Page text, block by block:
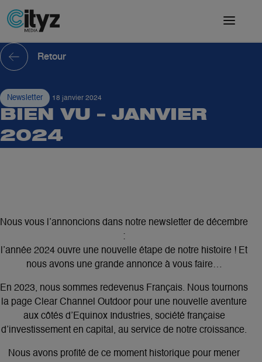
Retour
Newsletter 18 janvier 2024
BIEN VU – JANVIER
2024
Nous vous l’annoncions dans notre newsletter de décembre
:
l’année 2024 ouvre une nouvelle étape de notre histoire ! Et
nous avons une grande annonce à vous faire…
En 2023, nous sommes redevenus Français. Nous tournons
la page Clear Channel Outdoor pour une nouvelle aventure
aux côtés d’Equinox Industries, société française
d’investissement en capital, au service de notre croissance.
Nous avons profité de ce moment historique pour mener